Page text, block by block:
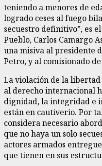
teniendo a menores de
logrado ceses al fuego
secuestro definitivo”, es
Pueblo, Carlos Camargo
una misiva al presidente
Petro, y al comisionado
La violación de la
al derecho internacional
dignidad, la integridad e
están en cautiverio. Por
considera necesario
que no haya un solo
actores armados
que tienen en sus